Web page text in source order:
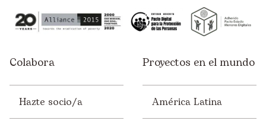
Colabora
Hazte socio/a
Proyectos en el mundo
América Latina